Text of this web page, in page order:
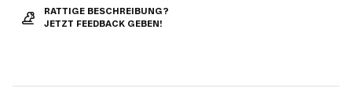
RATTIGE BESCHREIBUNG?
JETZT FEEDBACK GEBEN!